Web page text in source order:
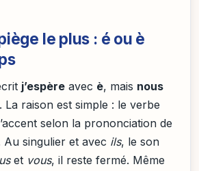
le plus : é ou è
j’espère avec è, mais nous
. La raison est simple : le verbe
selon la prononciation de
Au singulier et avec ils, le son
et vous, il reste fermé. Même